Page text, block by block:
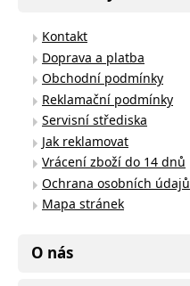
Kontakt
Doprava a platba
Obchodní podmínky
Reklamační podmínky
Servisní střediska
Jak reklamovat
Vrácení zboží do 14 dnů
Ochrana osobních údajů
Mapa stránek
O nás